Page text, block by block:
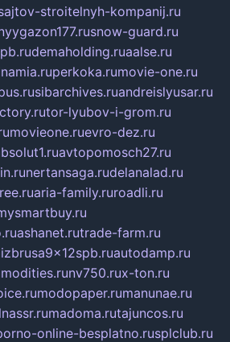
stroitelnyh-kompanij.ru
snow-guard.ru
demaholding.ruaalse.ru
perkoka.rumovie-one.ru
sibarchives.ruandreislyusar.ru
tor-lyubov-i-grom.ru
movieone.ruevro-dez.ru
avtopomosch27.ru
nertansaga.rudelanalad.ru
aria-family.ruroadli.ru
ashanet.rutrade-farm.ru
autodamp.ru
nv750.rux-ton.ru
modopaper.rumanunae.ru
madoma.rutajuncos.ru
online-besplatno.rusplclub.ru